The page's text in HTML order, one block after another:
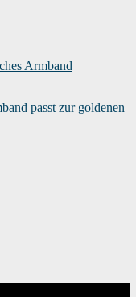
passt zur goldenen